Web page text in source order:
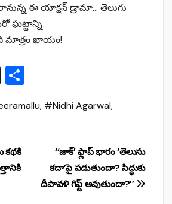
ఈ యాక్షన్ డ్రామా… తెలుగు
ఘట్టాన్ని
మాత్రం ఖాయం!
X
ar, #Nidhi Agarwal,
‘‘జాక్’ ఫ్లాప్ భారం ‘తెలుసు
కదా’పై పడుతుందా? సిద్ధుకు
దీపావళి గిఫ్ట్ అవుతుందా?’’